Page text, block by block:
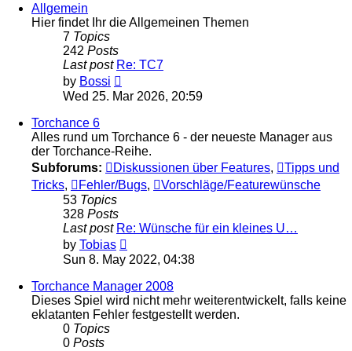
Allgemein
Hier findet Ihr die Allgemeinen Themen
7 Topics
242 Posts
Last post Re: TC7
by Bossi
the
Wed 25. Mar 2026, 20:59
Torchance 6
Alles rund um Torchance 6 - der neueste Manager aus
der Torchance-Reihe.
Subforums:
Diskussionen über Features,
Tipps und
Tricks, Fehler/Bugs,
Vorschläge/Featurewünsche
53 Topics
328 Posts
Last post Re: Wünsche für ein kleines U…
by Tobias
the
post
Sun 8. May 2022, 04:38
Torchance Manager 2008
Dieses Spiel wird nicht mehr weiterentwickelt, falls keine
eklatanten Fehler festgestellt werden.
0 Topics
0 Posts